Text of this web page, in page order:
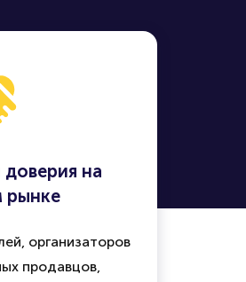
на
рынке
организаторов
продавцов,